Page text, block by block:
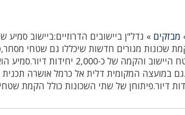
מבזקים » נדל"ן ביישובים הדרוזיים:ביישוב
שכונות מגורים חדשות שיכללו גם שטחי
הכפלת שטח היישוב והקמה של
כביש 854.גם במועצה המקומית דלית אל כרמל אושרה